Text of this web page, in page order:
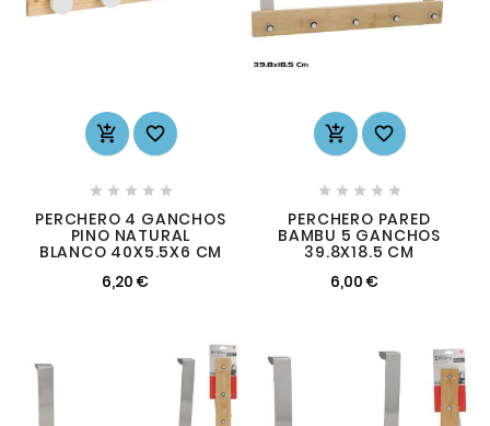
 
    
PERCHERO 4 GANCHOS
PINO NATURAL
BLANCO 40X5.5X6 CM
6,20 €
 
    
PERCHERO PARED
BAMBU 5 GANCHOS
39.8X18.5 CM
6,00 €